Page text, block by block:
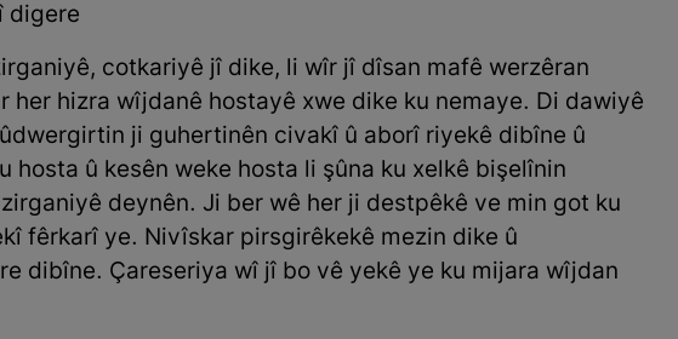
digere
cotkariyê jî dike, li wîr jî dîsan mafê werzêran
her hizra wîjdanê hostayê xwe dike ku nemaye. Di dawiyê
ji guhertinên civakî û aborî riyekê dibîne û
hosta û kesên weke hosta li şûna ku xelkê bişelînin
deynên. Ji ber wê her ji destpêkê ve min got ku
fêrkarî ye. Nivîskar pirsgirêkekê mezin dike û
dibîne. Çareseriya wî jî bo vê yekê ye ku mijara wîjdan